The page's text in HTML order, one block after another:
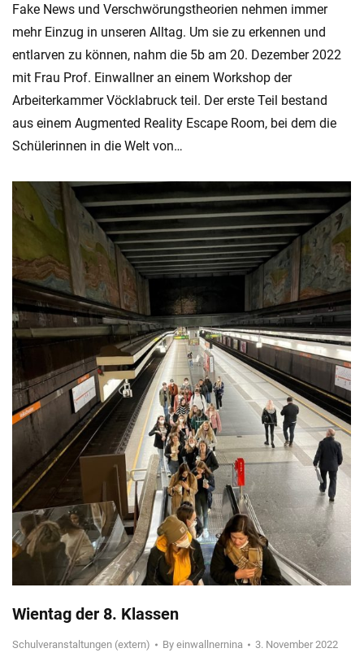
Fake News und Verschwörungstheorien nehmen immer
mehr Einzug in unseren Alltag. Um sie zu erkennen und
entlarven zu können, nahm die 5b am 20. Dezember 2022
mit Frau Prof. Einwallner an einem Workshop der
Arbeiterkammer Vöcklabruck teil. Der erste Teil bestand
aus einem Augmented Reality Escape Room, bei dem die
Schülerinnen in die Welt von…
Wientag der 8. Klassen
Schulveranstaltungen (extern) By einwallnernina 3. November 2022